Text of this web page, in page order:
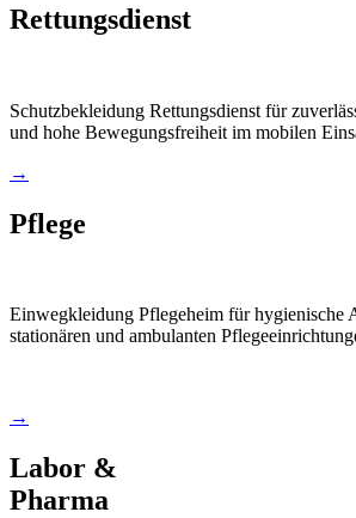
Rettungsdienst
Schutzbekleidung Rettungsdienst für
und hohe Bewegungsfreiheit im mobilen
→
Pflege
Einwegkleidung Pflegeheim für hygienische
stationären und ambulanten
→
Labor &
Pharma